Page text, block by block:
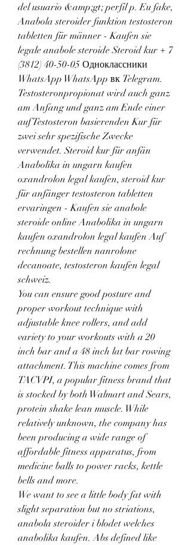
del usuario &amp;gt; perfil p. Eu fake,
Anabola steroider funktion testosteron
tabletten für männer - Kaufen sie
legale anabole steroide Steroid kur + 7
(3812) 40-50-05 Одноклассники
WhatsApp WhatsApp вк Telegram.
Testosteronpropionat wird auch ganz
am Anfang und ganz am Ende einer
auf Testosteron basierenden Kur für
zwei sehr spezifische Zwecke
verwendet. Steroid kur für anfän
Anabolika in ungarn kaufen
oxandrolon legal kaufen, steroid kur
für anfänger testosteron tabletten
ervaringen - Kaufen sie anabole
steroide online Anabolika in ungarn
kaufen oxandrolon legal kaufen Auf
rechnung bestellen nanrolone
decanoate, testosteron kaufen legal
schweiz.
You can ensure good posture and
proper workout technique with
adjustable knee rollers, and add
variety to your workouts with a 20
inch bar and a 48 inch lat bar rowing
attachment. This machine comes from
TACVPI, a popular fitness brand that
is stocked by both Walmart and Sears,
protein shake lean muscle. While
relatively unknown, the company has
been producing a wide range of
affordable fitness apparatus, from
medicine balls to power racks, kettle
bells and more.
We want to see a little body fat with
slight separation but no striations,
anabola steroider i blodet welches
anabolika kaufen. Abs defined like